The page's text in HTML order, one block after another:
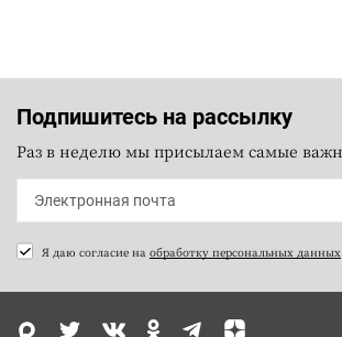
Подпишитесь на рассылку
Раз в неделю мы присылаем самые
Я даю согласие на обработку персональных данных